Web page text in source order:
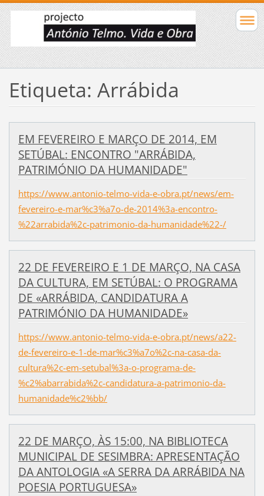
Etiqueta: Arrábida
EM FEVEREIRO E MARÇO DE 2014, EM
SETÚBAL: ENCONTRO "ARRÁBIDA,
PATRIMÓNIO DA HUMANIDADE"
https://www.antonio-telmo-vida-e-obra.pt/news/em-
fevereiro-e-mar%c3%a7o-de-2014%3a-encontro-
%22arrabida%2c-patrimonio-da-humanidade%22-/
22 DE FEVEREIRO E 1 DE MARÇO, NA CASA
DA CULTURA, EM SETÚBAL: O PROGRAMA
DE «ARRÁBIDA, CANDIDATURA A
PATRIMÓNIO DA HUMANIDADE»
https://www.antonio-telmo-vida-e-obra.pt/news/a22-
de-fevereiro-e-1-de-mar%c3%a7o%2c-na-casa-da-
cultura%2c-em-setubal%3a-o-programa-de-
%c2%abarrabida%2c-candidatura-a-patrimonio-da-
humanidade%c2%bb/
22 DE MARÇO, ÀS 15:00, NA BIBLIOTECA
MUNICIPAL DE SESIMBRA: APRESENTAÇÃO
DA ANTOLOGIA «A SERRA DA ARRÁBIDA NA
POESIA PORTUGUESA»